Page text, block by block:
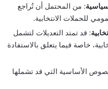
: من المحتمل أن تُراجع
للحملات الانتخابية.
: قد تمتد التعديلات لتشمل
خاصة فيما يتعلق بالاستفادة
الأساسية التي قد تشملها